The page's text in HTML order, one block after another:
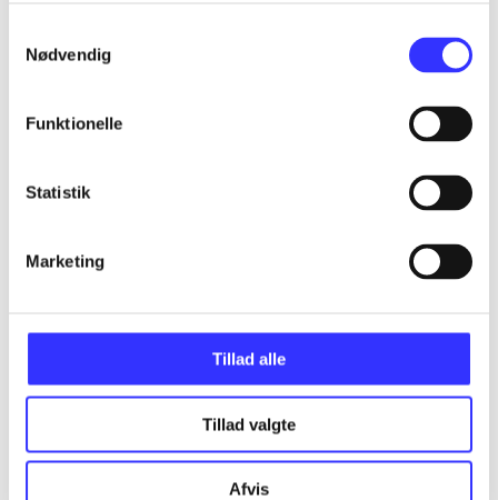
Nødvendig
Funktionelle
Statistik
Marketing
Tillad alle
Tillad valgte
Afvis
Alle registrerede artikler fordelt på udgivelser
...
...
...
...